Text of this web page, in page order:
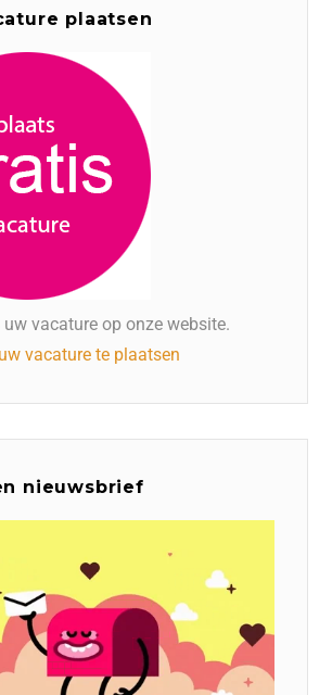
plaatsen
vacature op onze website.
vacature te plaatsen
nieuwsbrief